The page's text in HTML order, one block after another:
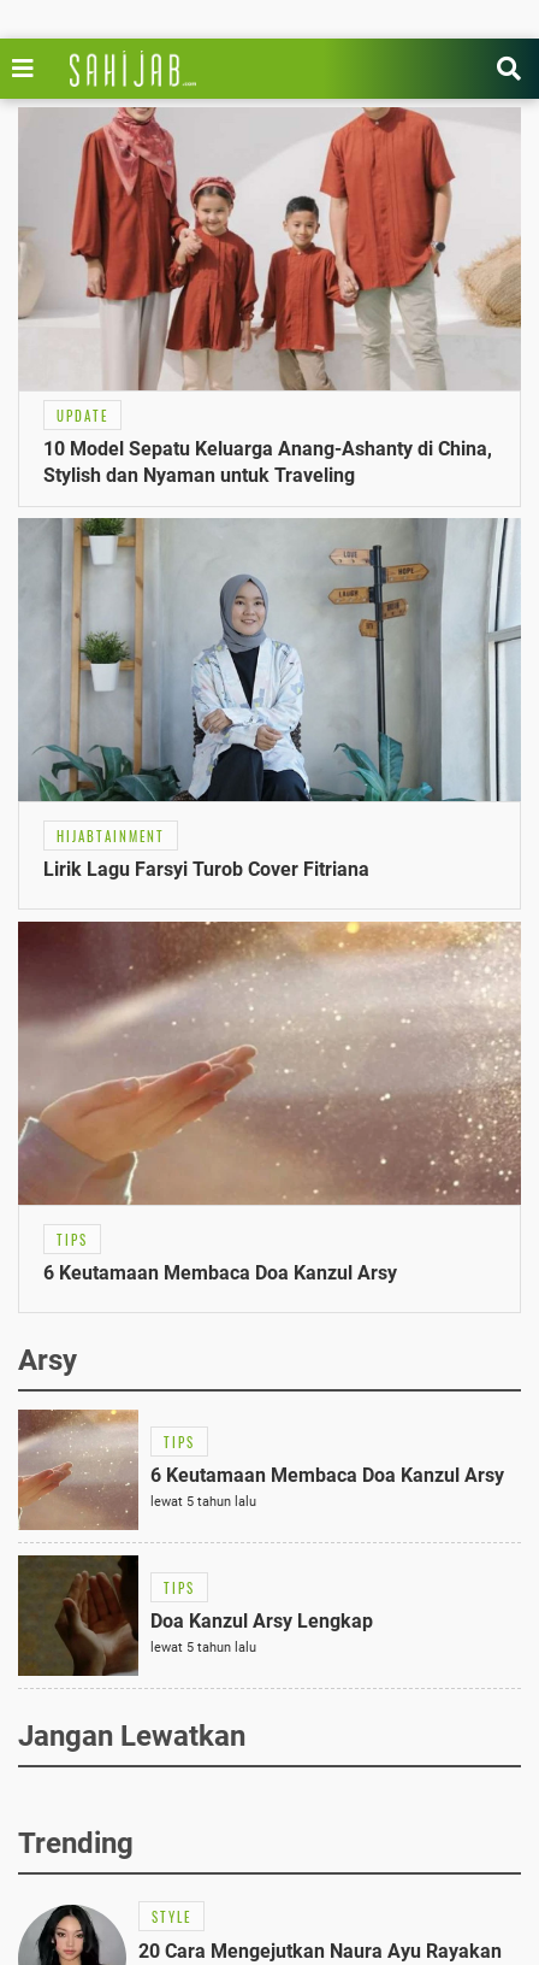
UPDATE
10 Model Sepatu Keluarga Anang-Ashanty di China,
Stylish dan Nyaman untuk Traveling
HIJABTAINMENT
Lirik Lagu Farsyi Turob Cover Fitriana
TIPS
6 Keutamaan Membaca Doa Kanzul Arsy
Arsy
TIPS
6 Keutamaan Membaca Doa Kanzul Arsy
lewat 5 tahun lalu
TIPS
Doa Kanzul Arsy Lengkap
lewat 5 tahun lalu
Jangan Lewatkan
Trending
STYLE
20 Cara Mengejutkan Naura Ayu Rayakan